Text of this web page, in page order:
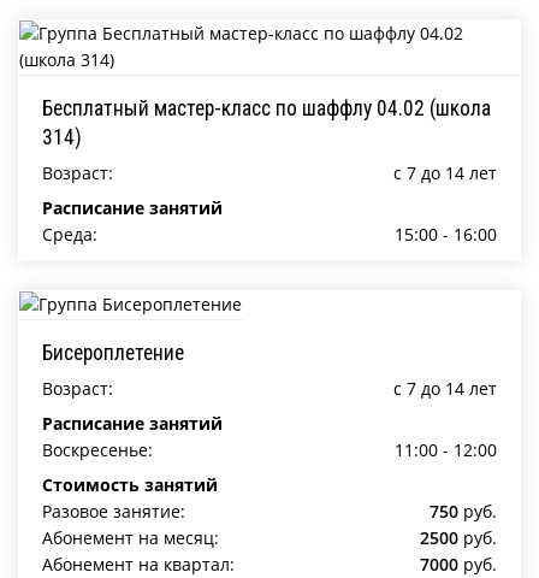
Бесплатный мастер-класс по шаффлу 04.02 (школа
314)
Возраст:
c 7 до 14 лет
Расписание занятий
Среда:
15:00 - 16:00
Бисероплетение
Возраст:
c 7 до 14 лет
Расписание занятий
Воскресенье:
11:00 - 12:00
Стоимость занятий
Разовое занятие:
750 руб.
Абонемент на месяц:
2500 руб.
Абонемент на квартал:
7000 руб.